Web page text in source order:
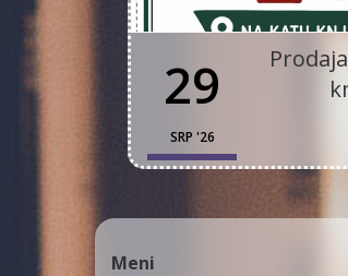
29
SRP '26
Meni